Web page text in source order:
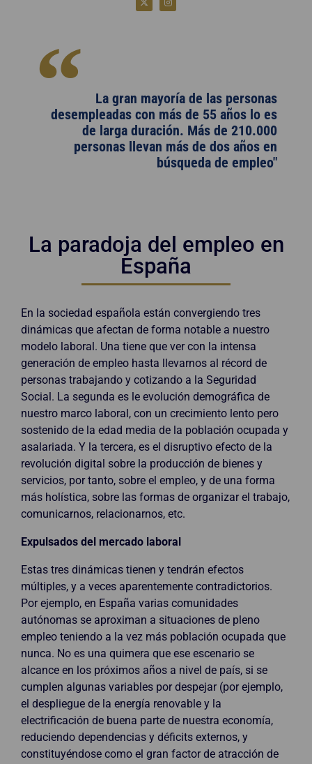
La gran mayoría de las personas
desempleadas con más de 55 años lo es
de larga duración. Más de 210.000
personas llevan más de dos años en
búsqueda de empleo"
La paradoja del empleo en
España
En la sociedad española están convergiendo tres
dinámicas que afectan de forma notable a nuestro
modelo laboral. Una tiene que ver con la intensa
generación de empleo hasta llevarnos al récord de
personas trabajando y cotizando a la Seguridad
Social. La segunda es le evolución demográfica de
nuestro marco laboral, con un crecimiento lento pero
sostenido de la edad media de la población ocupada y
asalariada. Y la tercera, es el disruptivo efecto de la
revolución digital sobre la producción de bienes y
servicios, por tanto, sobre el empleo, y de una forma
más holística, sobre las formas de organizar el trabajo,
comunicarnos, relacionarnos, etc.
Expulsados del mercado laboral
Estas tres dinámicas tienen y tendrán efectos
múltiples, y a veces aparentemente contradictorios.
Por ejemplo, en España varias comunidades
autónomas se aproximan a situaciones de pleno
empleo teniendo a la vez más población ocupada que
nunca. No es una quimera que ese escenario se
alcance en los próximos años a nivel de país, si se
cumplen algunas variables por despejar (por ejemplo,
el despliegue de la energía renovable y la
electrificación de buena parte de nuestra economía,
reduciendo dependencias y déficits externos, y
constituyéndose como el gran factor de atracción de